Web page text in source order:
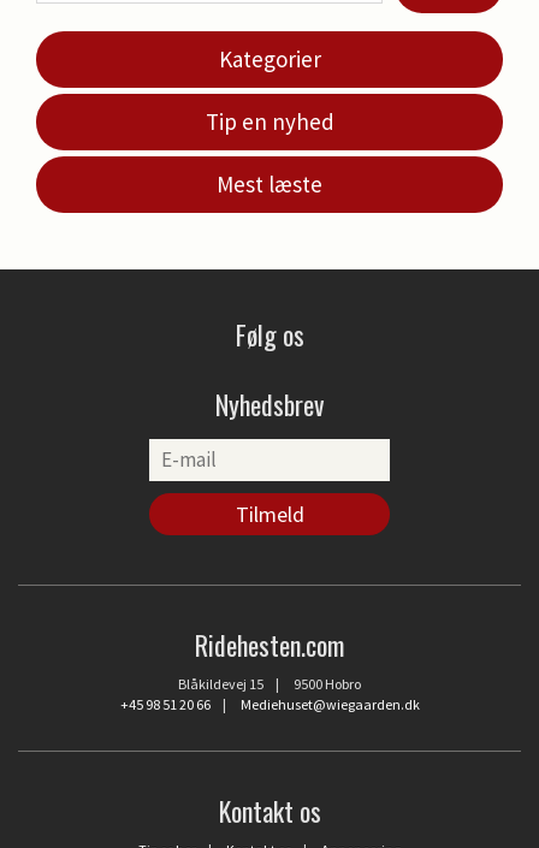
Kategorier
Tip en nyhed
Mest læste
Følg os
Nyhedsbrev
Ridehesten.com
Blåkildevej 15 | 9500 Hobro
+45 98 51 20 66| Mediehuset@wiegaarden.dk
Kontakt os